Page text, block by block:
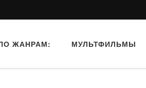
ЖАНРАМ: МУЛЬТФИЛЬМЫ